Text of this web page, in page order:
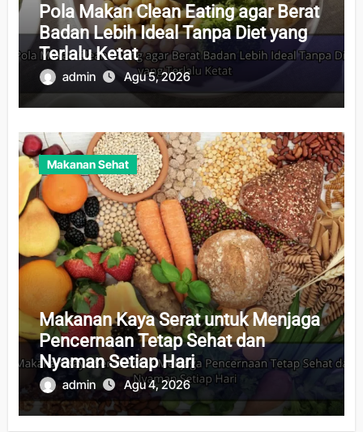
Pola Makan Clean Eating agar Berat
Badan Lebih Ideal Tanpa Diet yang
Terlalu Ketat
admin Agu 5, 2026
Makanan Sehat
Makanan Kaya Serat untuk Menjaga
Pencernaan Tetap Sehat dan
Nyaman Setiap Hari
admin Agu 4, 2026